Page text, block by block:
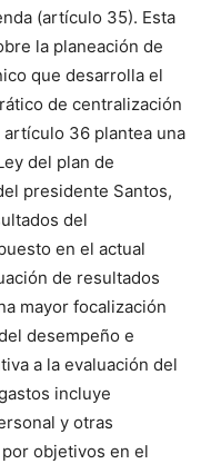
(artículo 35). Esta
la planeación de
que desarrolla el
de centralización
36 plantea una
del plan de
presidente Santos,
del
en el actual
de resultados
mayor focalización
desempeño e
a la evaluación del
incluye
y otras
objetivos en el